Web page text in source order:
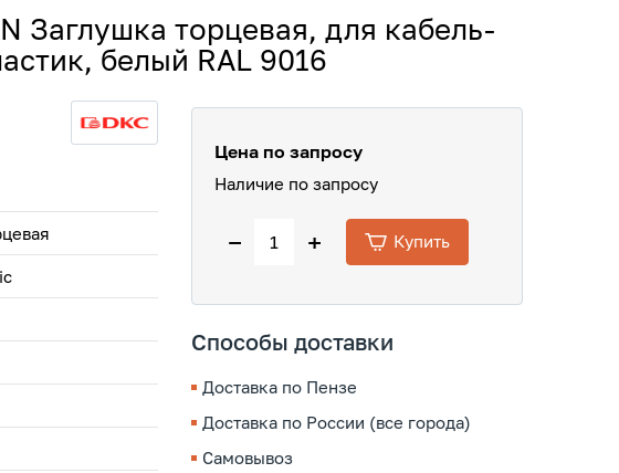
Заглушка торцевая, для кабель-
белый RAL 9016
Цена по запросу
Наличие по запросу
− + Купить
Способы доставки
Доставка по Пензе
Доставка по России (все города)
Самовывоз